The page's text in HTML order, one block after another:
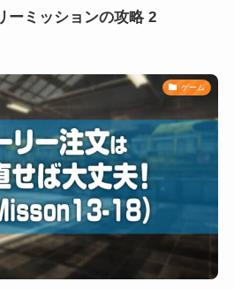
ーミッションの攻略 2
ゲーム